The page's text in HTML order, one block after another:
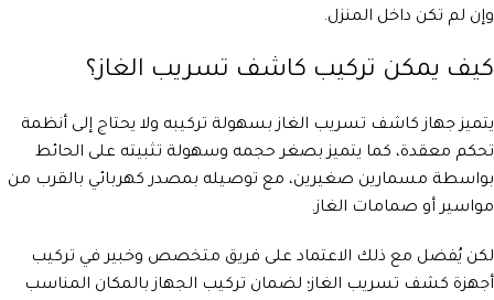
وإن لم تكن داخل المنزل.
كيف يمكن تركيب كاشف تسريب الغاز؟
يتميز جهاز كاشف تسريب الغاز بسهولة تركيبه ولا يحتاج إلى أنظمة
تحكم معقدة، كما يتميز بصغر حجمه وسهولة تثبيته على الحائط
بواسطة مسمارين صغيرين، مع توصيله بمصدر كهربائي بالقرب من
مواسير أو صمامات الغاز.
لكن يُفضل مع ذلك الاعتماد على فريق متخصص وخبير في تركيب
أجهزة كشف تسريب الغاز؛ لضمان تركيب الجهاز بالمكان المناسب